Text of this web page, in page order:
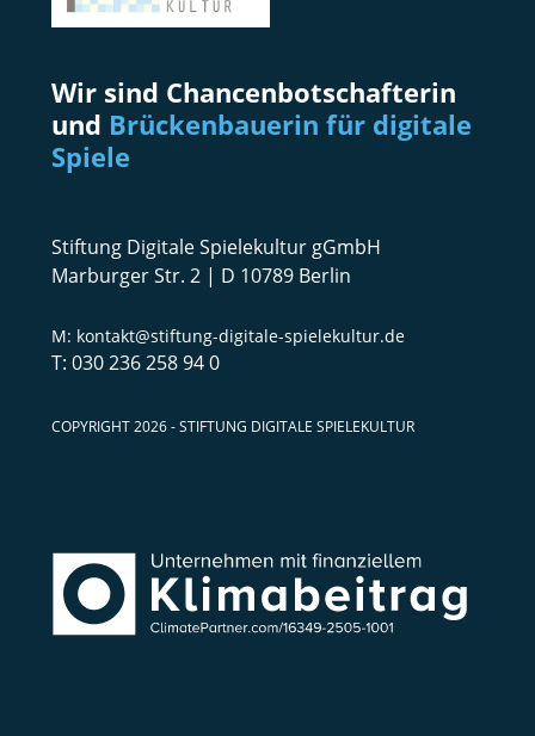
Wir sind Chancenbotschafterin
und Brückenbauerin für digitale
Spiele
Stiftung Digitale Spielekultur gGmbH
Marburger Str. 2 | D 10789 Berlin
kontakt@stiftung-digitale-spielekultur.de
030 236 258 94 0
COPYRIGHT 2026 - STIFTUNG DIGITALE SPIELEKULTUR